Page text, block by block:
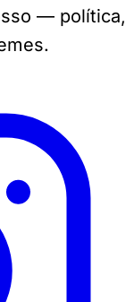
— política,